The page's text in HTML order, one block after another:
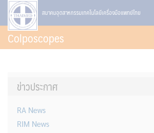
Skip
content
สมาคมอุตสาหกรรมเทคโนโลยีเครื่องมือแพทย์ไทย
Colposcopes
ข่าวประกาศ
RA News
RIM News